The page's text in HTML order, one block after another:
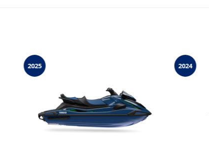
2025 2024